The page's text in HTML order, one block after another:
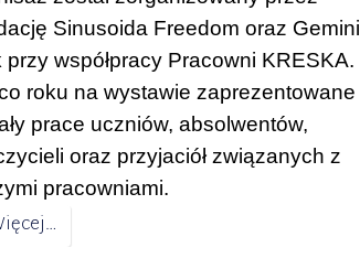
Sinusoida Freedom oraz Gemini
przy współpracy Pracowni KRESKA.
roku na wystawie zaprezentowane
prace uczniów, absolwentów,
oraz przyjaciół związanych z
pracowniami.